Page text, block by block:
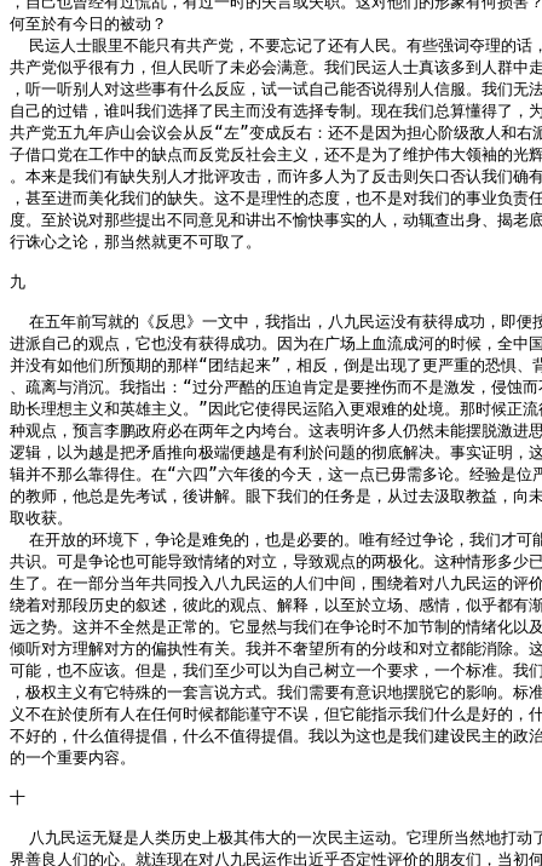
何至於有今日的被动？
民运人士眼里不能只有共产党，不要忘记了还有人民。有些强词夺理的话
共产党似乎很有力，但人民听了未必会满意。我们民运人士真该多到人群中
，听一听别人对这些事有什么反应，试一试自己能否说得别人信服。我们无
自己的过错，谁叫我们选择了民主而没有选择专制。现在我们总算懂得了，
共产党五九年庐山会议会从反“左”变成反右：还不是因为担心阶级敌人和右
子借口党在工作中的缺点而反党反社会主义，还不是为了维护伟大领袖的光
。本来是我们有缺失别人才批评攻击，而许多人为了反击则矢口否认我们确
，甚至进而美化我们的缺失。这不是理性的态度，也不是对我们的事业负责
度。至於说对那些提出不同意见和讲出不愉快事实的人，动辄查出身、揭老
行诛心之论，那当然就更不可取了。
九
在五年前写就的《反思》一文中，我指出，八九民运没有获得成功，即便
进派自己的观点，它也没有获得成功。因为在广场上血流成河的时候，全中
并没有如他们所预期的那样“团结起来”，相反，倒是出现了更严重的恐惧、
、疏离与消沉。我指出：“过分严酷的压迫肯定是要挫伤而不是激发，侵蚀而
助长理想主义和英雄主义。”因此它使得民运陷入更艰难的处境。那时候正流
种观点，预言李鹏政府必在两年之内垮台。这表明许多人仍然未能摆脱激进
逻辑，以为越是把矛盾推向极端便越是有利於问题的彻底解决。事实证明，
辑并不那么靠得住。在“六四”六年後的今天，这一点已毋需多论。经验是位
的教师，他总是先考试，後讲解。眼下我们的任务是，从过去汲取教益，向
取收获。
在开放的环境下，争论是难免的，也是必要的。唯有经过争论，我们才可
共识。可是争论也可能导致情绪的对立，导致观点的两极化。这种情形多少
生了。在一部分当年共同投入八九民运的人们中间，围绕着对八九民运的评
绕着对那段历史的叙述，彼此的观点、解释，以至於立场、感情，似乎都有
远之势。这并不全然是正常的。它显然与我们在争论时不加节制的情绪化以
倾听对方理解对方的偏执性有关。我并不奢望所有的分歧和对立都能消除。
可能，也不应该。但是，我们至少可以为自己树立一个要求，一个标准。我
，极权主义有它特殊的一套言说方式。我们需要有意识地摆脱它的影响。标
义不在於使所有人在任何时候都能谨守不误，但它能指示我们什么是好的，
不好的，什么值得提倡，什么不值得提倡。我以为这也是我们建设民主的政
的一个重要内容。
十
八九民运无疑是人类历史上极其伟大的一次民主运动。它理所当然地打动
界善良人们的心。就连现在对八九民运作出近乎否定性评价的朋友们，当初